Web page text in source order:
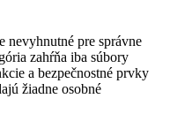
nevyhnutné pre správne
zahŕňa iba súbory
a bezpečnostné prvky
žiadne osobné